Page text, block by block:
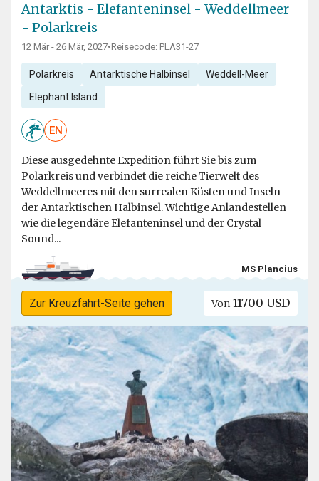
Antarktis - Elefanteninsel - Weddellmeer
- Polarkreis
12 Mär - 26 Mär, 2027•Reisecode: PLA31-27
Polarkreis Antarktische Halbinsel Weddell-Meer
Elephant Island
EN
Diese ausgedehnte Expedition führt Sie bis zum
Polarkreis und verbindet die reiche Tierwelt des
Weddellmeeres mit den surrealen Küsten und Inseln
der Antarktischen Halbinsel. Wichtige Anlandestellen
wie die legendäre Elefanteninsel und der Crystal
Sound...
MS Plancius
Zur Kreuzfahrt-Seite gehen Von 11700 USD